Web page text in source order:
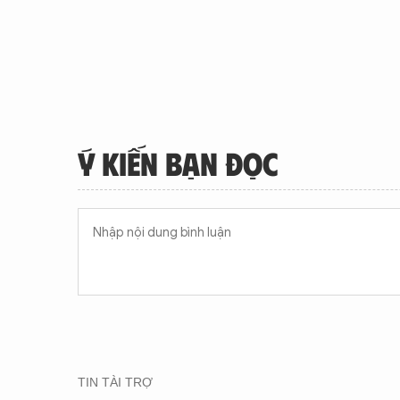
Ý KIẾN BẠN ĐỌC